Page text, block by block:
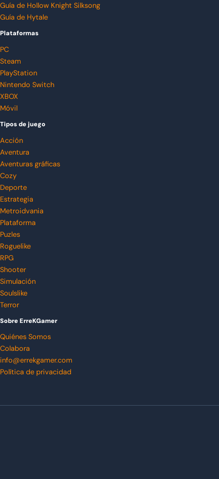
Guía de Hollow Knight Silksong
Guía de Hytale
Plataformas
PC
Steam
PlayStation
Nintendo Switch
XBOX
Móvil
Tipos de juego
Acción
Aventura
Aventuras gráficas
Cozy
Deporte
Estrategia
Metroidvania
Plataforma
Puzles
Roguelike
RPG
Shooter
Simulación
Soulslike
Terror
Sobre ErreKGamer
Quiénes Somos
Colabora
info@errekgamer.com
Política de privacidad